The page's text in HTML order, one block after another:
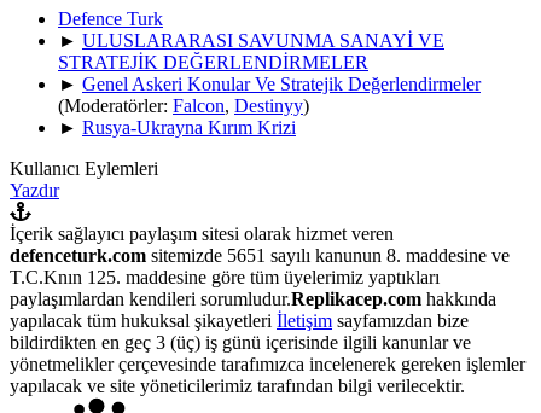
Defence Turk
► ULUSLARARASI SAVUNMA SANAYİ VE
STRATEJİK DEĞERLENDİRMELER
► Genel Askeri Konular Ve Stratejik Değerlendirmeler
(Moderatörler: Falcon, Destinyy)
► Rusya-Ukrayna Kırım Krizi
Kullanıcı Eylemleri
Yazdır
İçerik sağlayıcı paylaşım sitesi olarak hizmet veren
defenceturk.com sitemizde 5651 sayılı kanunun 8. maddesine ve
T.C.Knın 125. maddesine göre tüm üyelerimiz yaptıkları
paylaşımlardan kendileri sorumludur.Replikacep.com hakkında
yapılacak tüm hukuksal şikayetleri İletişim sayfamızdan bize
bildirdikten en geç 3 (üç) iş günü içerisinde ilgili kanunlar ve
yönetmelikler çerçevesinde tarafımızca incelenerek gereken işlemler
yapılacak ve site yöneticilerimiz tarafından bilgi verilecektir.